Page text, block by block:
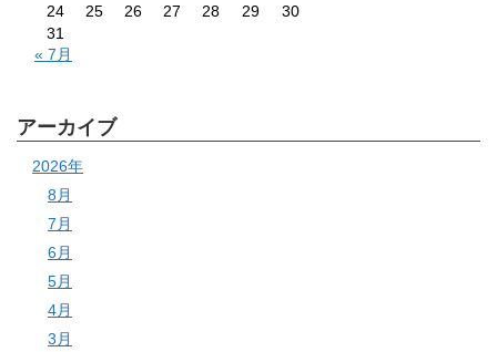
24
25 26 27 28 29
30
31
« 7月
アーカイブ
2026年
8月
7月
6月
5月
4月
3月